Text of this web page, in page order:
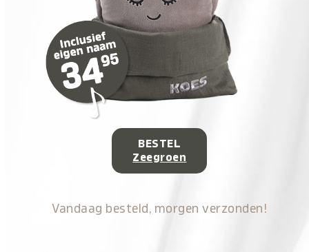
BESTEL
Zeegroen
Vandaag besteld, morgen verzonden!